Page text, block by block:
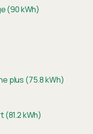
(90 kWh)
plus (75.8 kWh)
(81.2 kWh)